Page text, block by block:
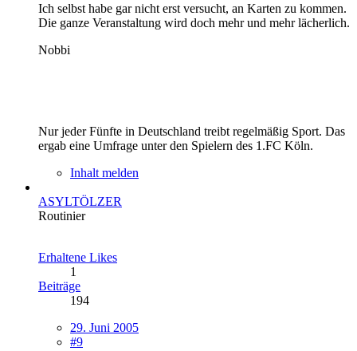
Ich selbst habe gar nicht erst versucht, an Karten zu kommen.
Die ganze Veranstaltung wird doch mehr und mehr lächerlich.
Nobbi
Nur jeder Fünfte in Deutschland treibt regelmäßig Sport. Das
ergab eine Umfrage unter den Spielern des 1.FC Köln.
Inhalt melden
ASYLTÖLZER
Routinier
Erhaltene Likes
1
Beiträge
194
29. Juni 2005
#9